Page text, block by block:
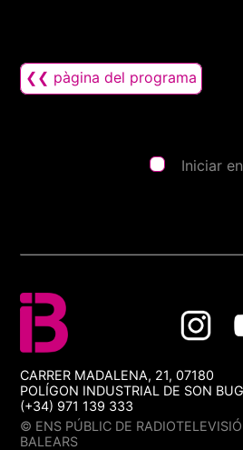
❮❮ pàgina del programa
Iniciar
CARRER MADALENA, 21, 07180
POLÍGON INDUSTRIAL DE SON
(+34) 971 139 333
© ENS PÚBLIC DE
BALEARS